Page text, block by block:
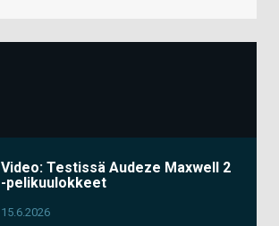
Video: Testissä Audeze Maxwell 2
-pelikuulokkeet
15.6.2026